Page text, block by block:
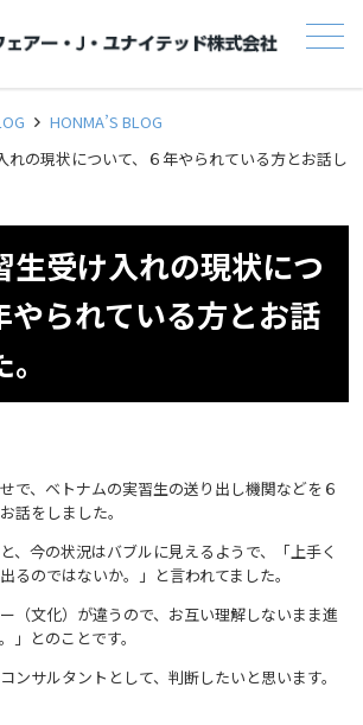
メニュー
HONMA’S BLOG
れの現状について、６年やられている方とお話し
生受け入れの現状につ
やられている方とお話
で、ベトナムの実習生の送り出し機関などを６
話をしました。
、今の状況はバブルに見えるようで、「上手く
るのではないか。」と言われてました。
（文化）が違うので、お互い理解しないまま進
」とのことです。
ンサルタントとして、判断したいと思います。